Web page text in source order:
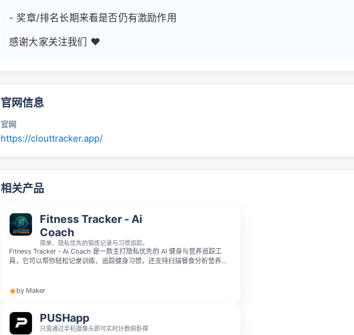
- 奖章/排名长期来看是否仍有激励作用
感谢大家关注我们 ❤️
官网信息
官网
https://clouttracker.app/
相关产品
Fitness Tracker - Ai
Coach
简单、隐私优先的锻炼记录与习惯追踪。
Fitness Tracker - Ai Coach 是一款主打隐私优先的 AI 健身与营养追踪工
具，它可以帮你轻松记录训练、追踪健身习惯，还支持扫描餐食分析营养。
by Maker
PUSHapp
只需通过手机摄像头即可实时计数俯卧撑